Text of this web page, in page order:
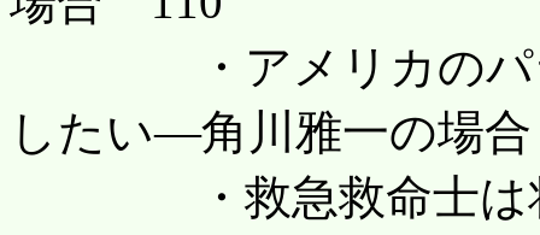
・アメリカのパラ
したい―角川雅一の場
・救急救命士は将